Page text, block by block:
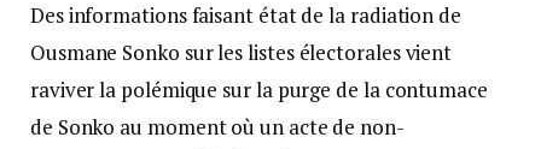
Des informations faisant état de la radiation de
Ousmane Sonko sur les listes électorales vient
raviver la polémique sur la purge de la contumace
de Sonko au moment où un acte de non-